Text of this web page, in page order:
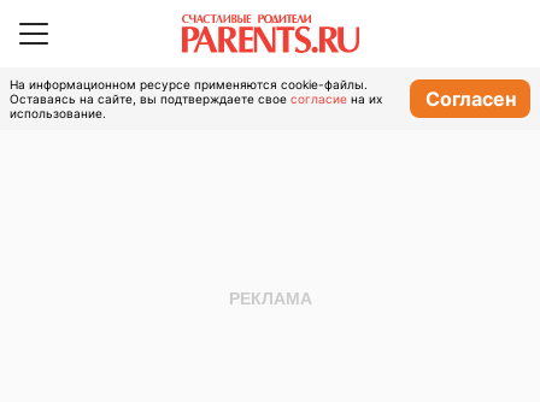
На информационном ресурсе применяются cookie-файлы.
Оставаясь на сайте, вы подтверждаете свое согласие на их
использование.
Согласен